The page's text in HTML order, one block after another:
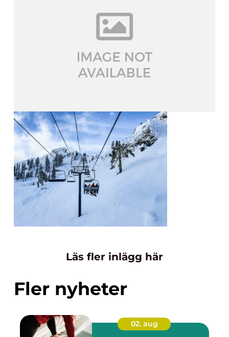
Läs fler inlägg här
Fler nyheter
02. aug